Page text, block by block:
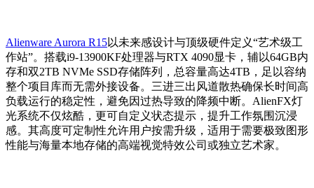
Alienware Aurora R15以未来感设计与顶级硬件定义“艺术级工
作站”。搭载i9-13900KF处理器与RTX 4090显卡，辅以64GB内
存和双2TB NVMe SSD存储阵列，总容量高达4TB，足以容纳
整个项目库而无需外接设备。三进三出风道散热确保长时间高
负载运行的稳定性，避免因过热导致的降频中断。AlienFX灯
光系统不仅炫酷，更可自定义状态提示，提升工作氛围沉浸
感。其高度可定制性允许用户按需升级，适用于需要极致图形
性能与海量本地存储的高端视觉特效公司或独立艺术家。